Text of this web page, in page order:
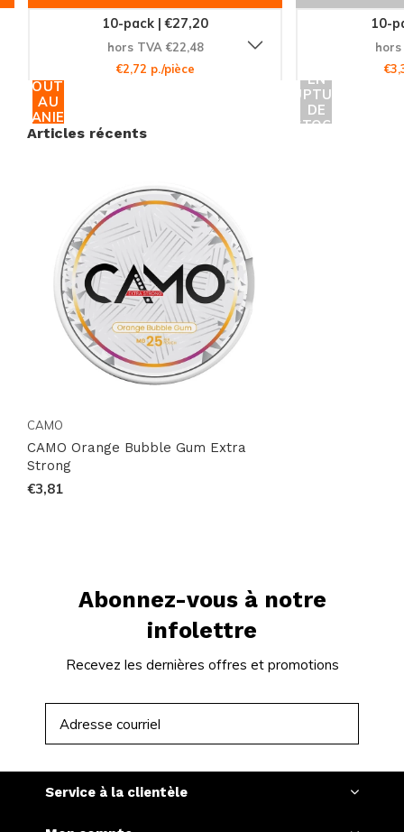
10-pack | €27,20
hors TVA €22,48
€2,72 p./pièce
AJOUTER
AU
PANIER
10-
hors
EN
RUPTURE
DE
STOCK
Articles récents
CAMO
CAMO Orange Bubble Gum Extra
Strong
€3,81
Abonnez-vous à notre
infolettre
Recevez les dernières offres et promotions
Service à la clientèle